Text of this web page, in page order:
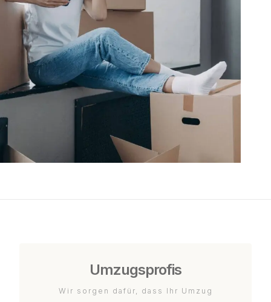
Umzugsprofis
Wir sorgen dafür, dass Ihr Umzug